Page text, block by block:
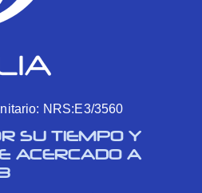
NRS:E3/3560
SU TIEMPO Y
ACERCADO A